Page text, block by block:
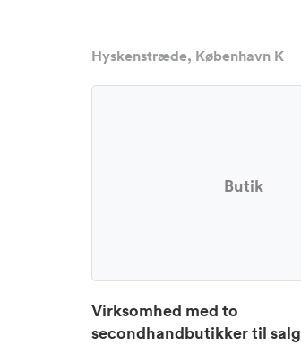
Hyskenstræde, København K
Butik
Virksomhed med to
secondhandbutikker til salg